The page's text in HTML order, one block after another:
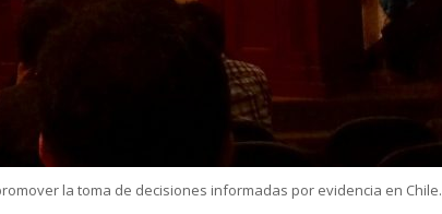
la toma de decisiones informadas por evidencia en Chile.